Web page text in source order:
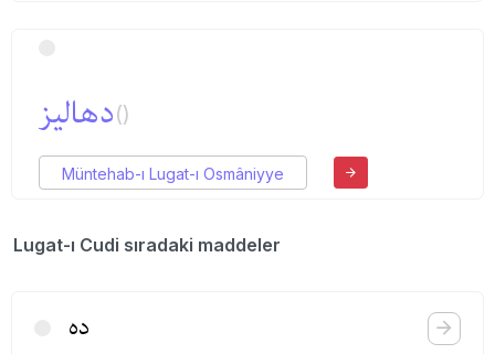
دهالیز()
Müntehab-ı Lugat-ı Osmâniyye
Lugat-ı Cudi sıradaki maddeler
ده